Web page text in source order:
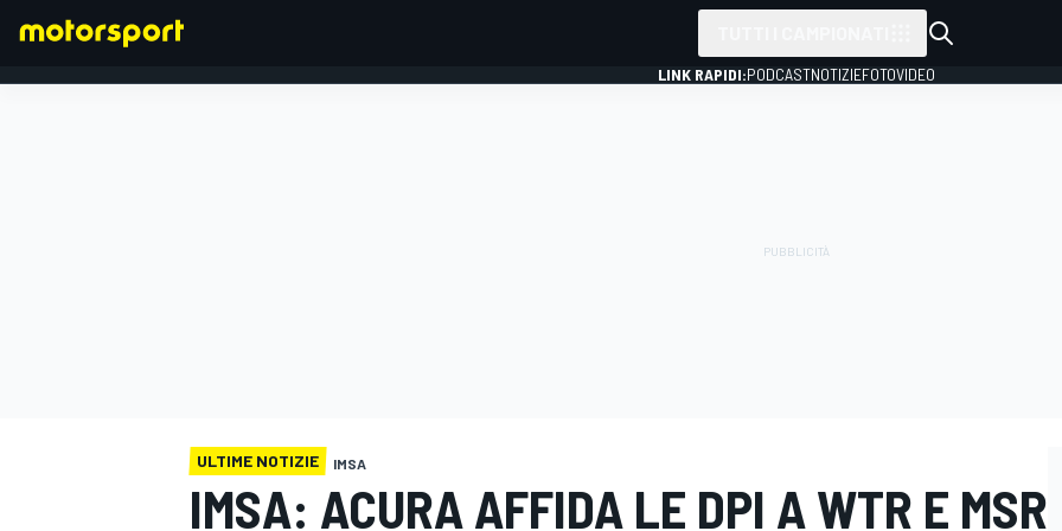
LINK RAPIDI:PODCASTNOTIZIEFOTOVIDEO
ULTIME NOTIZIE IMSA
IMSA: ACURA AFFIDA LE DPI A WTR E MSR